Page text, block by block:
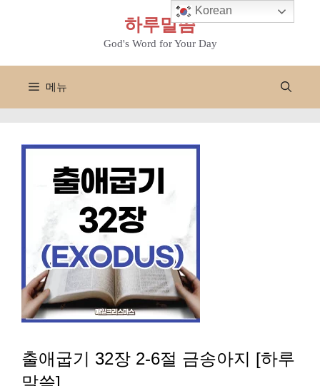
하루말씀
God's Word for Your Day
메뉴
출애굽기 32장 2-6절 금송아지 [하루
말씀]
Korean